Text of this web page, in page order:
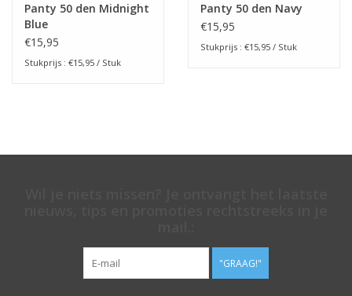
Panty 50 den Midnight
Blue
€15,95
Stukprijs : €15,95 / Stuk
Panty 50 den Navy
€15,95
Stukprijs : €15,95 / Stuk
"GRAAG!"